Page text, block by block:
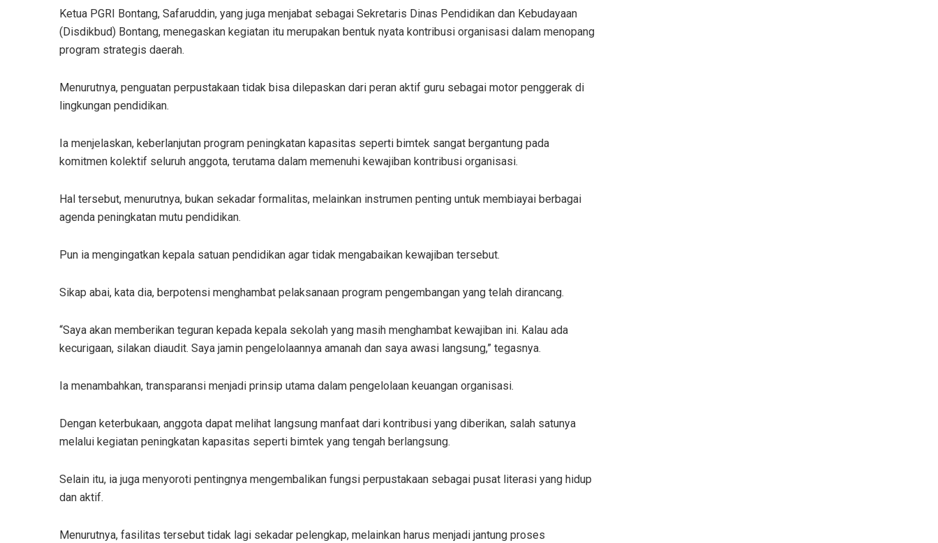
Ketua PGRI Bontang, Safaruddin, yang juga menjabat sebagai Sekretaris Dinas Pendidikan dan Kebudayaan
(Disdikbud) Bontang, menegaskan kegiatan itu merupakan bentuk nyata kontribusi organisasi dalam menopang
program strategis daerah.
Menurutnya, penguatan perpustakaan tidak bisa dilepaskan dari peran aktif guru sebagai motor penggerak di
lingkungan pendidikan.
Ia menjelaskan, keberlanjutan program peningkatan kapasitas seperti bimtek sangat bergantung pada
komitmen kolektif seluruh anggota, terutama dalam memenuhi kewajiban kontribusi organisasi.
Hal tersebut, menurutnya, bukan sekadar formalitas, melainkan instrumen penting untuk membiayai berbagai
agenda peningkatan mutu pendidikan.
Pun ia mengingatkan kepala satuan pendidikan agar tidak mengabaikan kewajiban tersebut.
Sikap abai, kata dia, berpotensi menghambat pelaksanaan program pengembangan yang telah dirancang.
“Saya akan memberikan teguran kepada kepala sekolah yang masih menghambat kewajiban ini. Kalau ada
kecurigaan, silakan diaudit. Saya jamin pengelolaannya amanah dan saya awasi langsung,” tegasnya.
Ia menambahkan, transparansi menjadi prinsip utama dalam pengelolaan keuangan organisasi.
Dengan keterbukaan, anggota dapat melihat langsung manfaat dari kontribusi yang diberikan, salah satunya
melalui kegiatan peningkatan kapasitas seperti bimtek yang tengah berlangsung.
Selain itu, ia juga menyoroti pentingnya mengembalikan fungsi perpustakaan sebagai pusat literasi yang hidup
dan aktif.
Menurutnya, fasilitas tersebut tidak lagi sekadar pelengkap, melainkan harus menjadi jantung proses